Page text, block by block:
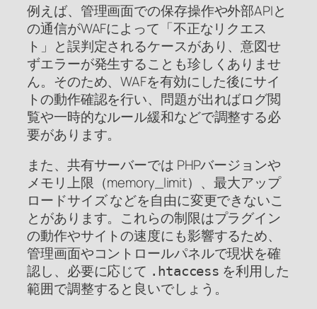
例えば、管理画面での保存操作や外部APIと
の通信がWAFによって「不正なリクエス
ト」と誤判定されるケースがあり、意図せ
ずエラーが発生することも珍しくありませ
ん。そのため、WAFを有効にした後にサイ
トの動作確認を行い、問題が出ればログ閲
覧や一時的なルール緩和などで調整する必
要があります。
また、共有サーバーでは PHPバージョンや
メモリ上限（memory_limit）、最大アップ
ロードサイズ などを自由に変更できないこ
とがあります。これらの制限はプラグイン
の動作やサイトの速度にも影響するため、
管理画面やコントロールパネルで現状を確
認し、必要に応じて .htaccess を利用した
範囲で調整すると良いでしょう。